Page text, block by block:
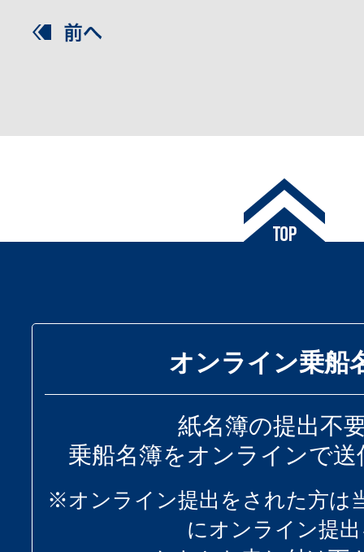
オンライン乗船
紙名簿の提出不
乗船名簿をオンラインで
※オンライン提出をされた方は
にオンライン提